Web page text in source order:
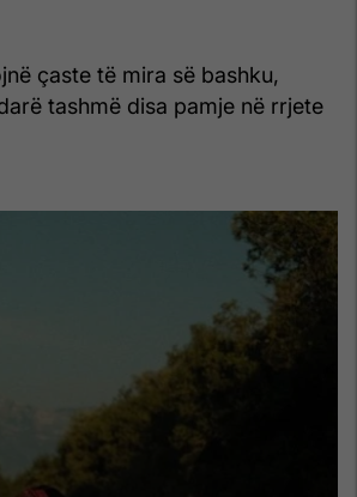
çaste të mira së bashku,
tashmë disa pamje në rrjete